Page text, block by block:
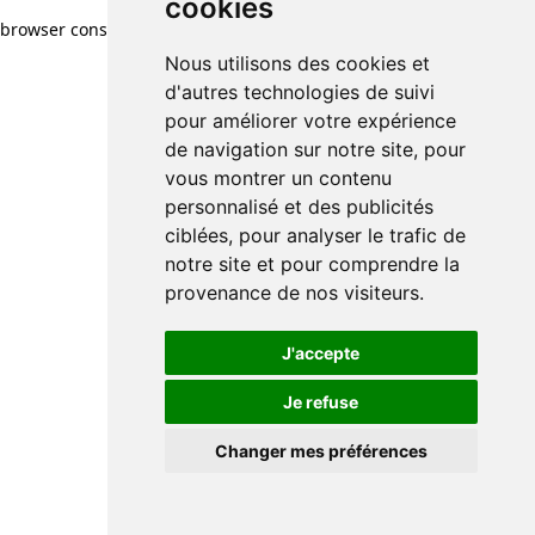
cookies
Nous utilisons des cookies et
d'autres technologies de suivi
pour améliorer votre expérience
de navigation sur notre site, pour
vous montrer un contenu
personnalisé et des publicités
ciblées, pour analyser le trafic de
notre site et pour comprendre la
provenance de nos visiteurs.
J'accepte
Je refuse
Changer mes préférences
browser console for more information)